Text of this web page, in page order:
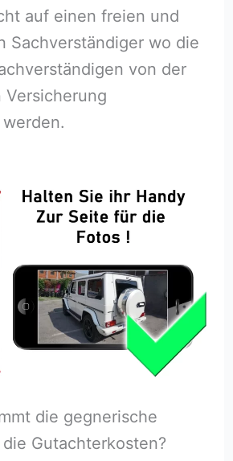
auf einen freien und
Sachverständiger wo die
von der
Versicherung
die gegnerische
Gutachterkosten?